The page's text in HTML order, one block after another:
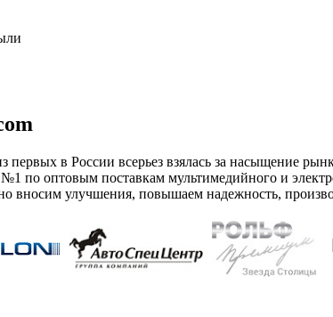
в России всерьез взялась за насыщение
по оптовым поставкам мультимедийного и
вносим улучшения, повышаем надежность,